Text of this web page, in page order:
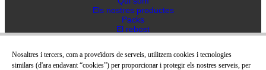
Els nostres productes
Packs
El rebost
Blog
Contacte
Nosaltres i tercers, com a proveïdors de serveis, utilitzem cookies i tecnologies
similars (d'ara endavant “cookies”) per proporcionar i protegir els nostres serveis, per